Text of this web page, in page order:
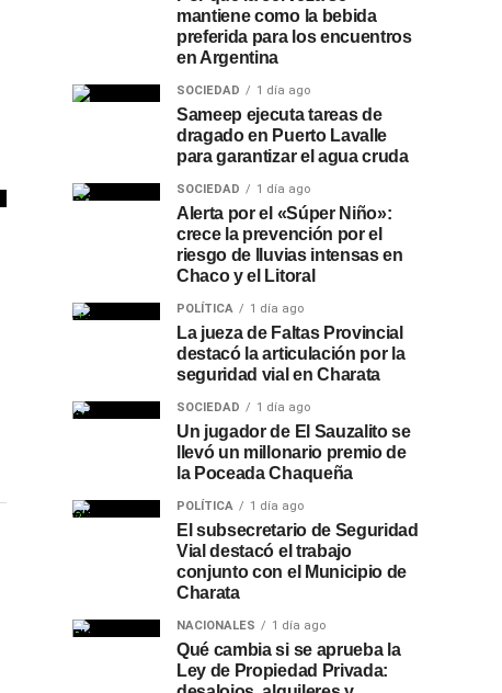
mantiene como la bebida
preferida para los encuentros
en Argentina
SOCIEDAD 1 día ago
Sameep ejecuta tareas de
dragado en Puerto Lavalle
para garantizar el agua cruda
SOCIEDAD 1 día ago
Alerta por el «Súper Niño»:
crece la prevención por el
riesgo de lluvias intensas en
Chaco y el Litoral
POLÍTICA 1 día ago
La jueza de Faltas Provincial
destacó la articulación por la
seguridad vial en Charata
SOCIEDAD 1 día ago
Un jugador de El Sauzalito se
llevó un millonario premio de
la Poceada Chaqueña
POLÍTICA 1 día ago
El subsecretario de Seguridad
Vial destacó el trabajo
conjunto con el Municipio de
Charata
NACIONALES 1 día ago
Qué cambia si se aprueba la
Ley de Propiedad Privada: